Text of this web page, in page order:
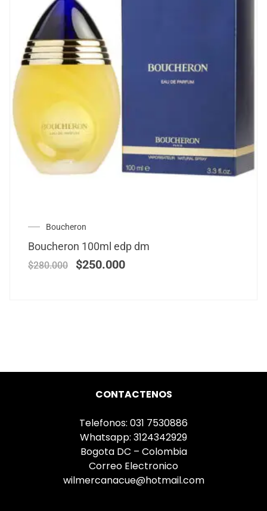
Boucheron
Boucheron 100ml edp dm
$280.000 $250.000
CONTACTENOS
Telefonos: 031 7530886
Whatsapp: 3124342929
Bogota DC – Colombia
Correo Electronico
wilmercanacue@hotmail.com